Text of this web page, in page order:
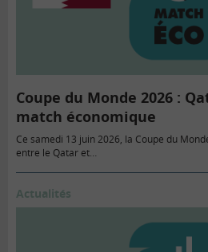
Coupe du Monde 2026 :
match économique
Ce samedi 13 juin 2026, la Coupe du
entre le Qatar et…
Actualités